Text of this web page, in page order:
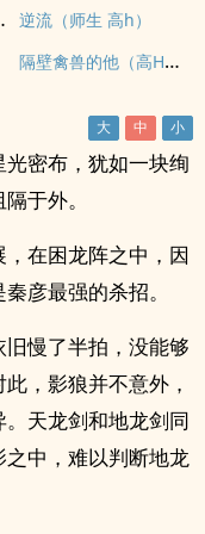
乱伦） 逆流（师生 高h）
隔壁禽兽的他（高H1V1 糙汉X软妹）
密布，犹如一块绚
于外。
在困龙阵之中，因
彦最强的杀招。
慢了半拍，没能够
，影狼并不意外，
天龙剑和地龙剑同
中，难以判断地龙